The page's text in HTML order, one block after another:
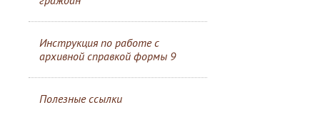
Инструкция по работе с
архивной справкой формы 9
Полезные ссылки